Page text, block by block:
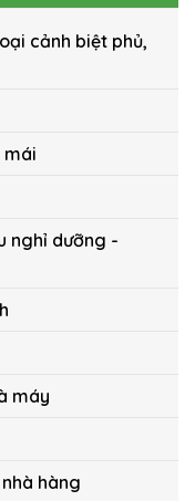
cảnh biệt phủ,
mái
nghỉ dưỡng -
máy
hàng